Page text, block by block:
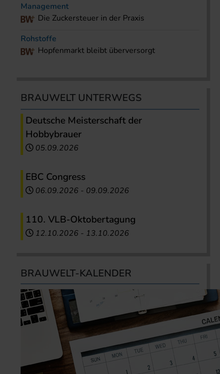
Management
Die Zuckersteuer in der Praxis
Rohstoffe
Hopfenmarkt bleibt überversorgt
BRAUWELT UNTERWEGS
Deutsche Meisterschaft der
Hobbybrauer
05.09.2026
EBC Congress
06.09.2026 - 09.09.2026
110. VLB-Oktobertagung
12.10.2026 - 13.10.2026
BRAUWELT-KALENDER